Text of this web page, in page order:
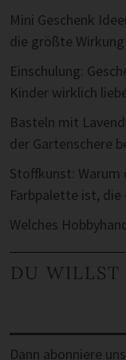
Mini Geschenk
die größte Wirkung
Einschulung:
Kinder wirklich
Basteln mit
der Gartenschere
Stoffkunst:
Farbpalette ist,
Welches
DU WILLST
Dann abonniere